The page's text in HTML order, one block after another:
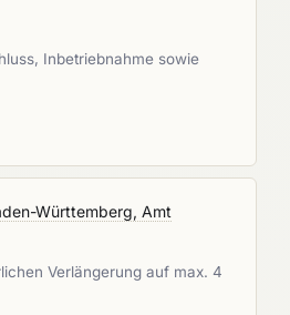
Inbetriebnahme sowie
Württemberg, Amt
Verlängerung auf max. 4